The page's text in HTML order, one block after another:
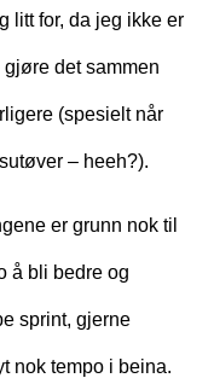
litt for, da jeg ikke er
det sammen
(spesielt når
– heeh?).
er grunn nok til
å bli bedre og
sprint, gjerne
nok tempo i beina.